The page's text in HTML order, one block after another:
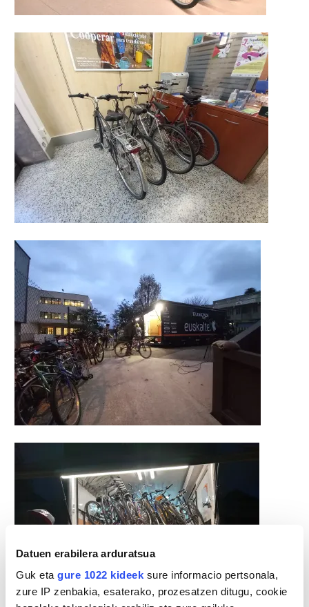
Datuen erabilera arduratsua
Guk eta gure 1022 kideek sure informacio pertsonala,
zure IP zenbakia, esaterako, prozesatzen ditugu, cookie